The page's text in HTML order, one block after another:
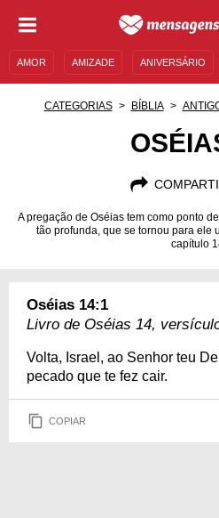
AMOR AMIZADE ANIVERSÁRIO
AUTOAJUDA
CATEGORIAS BÍBLIA
A pregação de Oséias tem como ponto
tão profunda, que se tornou para ele
capítulo
Oséias 14:1
Livro de Oséias 14,
Volta, Israel, ao Senhor teu
pecado que te fez cair.
COPIAR